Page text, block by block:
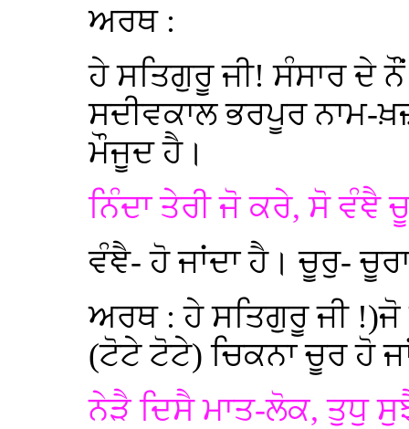
ਅਰਥ :
ਹੇ ਸਤਿਗੁਰੂ ਜੀ! ਸੰਸਾਰ ਦੇ
ਸਦੀਵਕਾਲ ਭਰਪੂਰ ਨਾਮ-
ਮੌਜੂਦ ਹੈ।
ਨਿੰਦਾ ਤੇਰੀ ਜੋ ਕਰੇ, ਸੋ ਵੰਞੈ
ਵੰਞੈ- ਹੋ ਜਾਂਦਾ ਹੈ। ਚੂਰੁ-
ਅਰਥ : ਹੇ ਸਤਿਗੁਰੂ ਜੀ
(ਟੋਟੇ ਟੋਟੇ) ਚਿਕਨਾ ਚੂਰ ਹੋ
ਨੇੜੈ ਦਿਸੈ ਮਾਤ-ਲੋਕ, ਤੁਧੁ